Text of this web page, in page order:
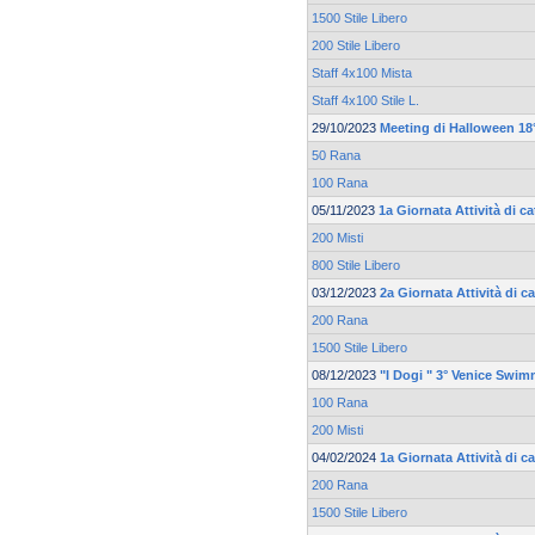
1500 Stile Libero
200 Stile Libero
Staff 4x100 Mista
Staff 4x100 Stile L.
29/10/2023 Meeting di Halloween
50 Rana
100 Rana
05/11/2023 1a Giornata Attività di
200 Misti
800 Stile Libero
03/12/2023 2a Giornata Attività di
200 Rana
1500 Stile Libero
08/12/2023 "I Dogi " 3° Venice
100 Rana
200 Misti
04/02/2024 1a Giornata Attività di
200 Rana
1500 Stile Libero